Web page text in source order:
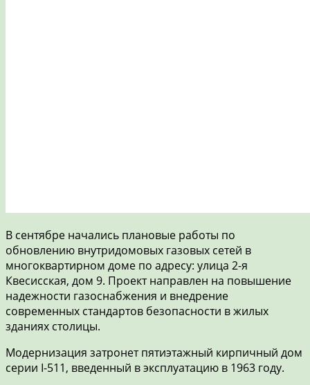
В сентябре начались плановые работы по
обновлению внутридомовых газовых сетей в
многоквартирном доме по адресу: улица 2-я
Квесисская, дом 9. Проект направлен на повышение
надежности газоснабжения и внедрение
современных стандартов безопасности в жилых
зданиях столицы.
Модернизация затронет пятиэтажный кирпичный дом
серии I-511, введенный в эксплуатацию в 1963 году.